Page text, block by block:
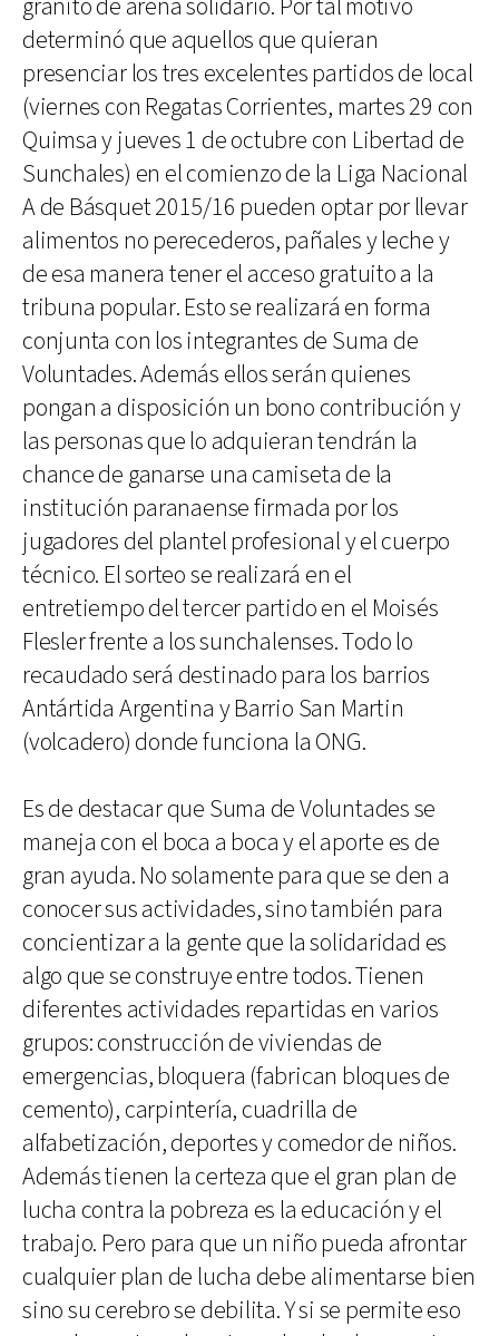
granito de arena solidario. Por tal motivo
determinó que aquellos que quieran
presenciar los tres excelentes partidos de local
(viernes con Regatas Corrientes, martes 29 con
Quimsa y jueves 1 de octubre con Libertad de
Sunchales) en el comienzo de la Liga Nacional
A de Básquet 2015/16 pueden optar por llevar
alimentos no perecederos, pañales y leche y
de esa manera tener el acceso gratuito a la
tribuna popular. Esto se realizará en forma
conjunta con los integrantes de Suma de
Voluntades. Además ellos serán quienes
pongan a disposición un bono contribución y
las personas que lo adquieran tendrán la
chance de ganarse una camiseta de la
institución paranaense firmada por los
jugadores del plantel profesional y el cuerpo
técnico. El sorteo se realizará en el
entretiempo del tercer partido en el Moisés
Flesler frente a los sunchalenses. Todo lo
recaudado será destinado para los barrios
Antártida Argentina y Barrio San Martin
(volcadero) donde funciona la ONG.
Es de destacar que Suma de Voluntades se
maneja con el boca a boca y el aporte es de
gran ayuda. No solamente para que se den a
conocer sus actividades, sino también para
concientizar a la gente que la solidaridad es
algo que se construye entre todos. Tienen
diferentes actividades repartidas en varios
grupos: construcción de viviendas de
emergencias, bloquera (fabrican bloques de
cemento), carpintería, cuadrilla de
alfabetización, deportes y comedor de niños.
Además tienen la certeza que el gran plan de
lucha contra la pobreza es la educación y el
trabajo. Pero para que un niño pueda afrontar
cualquier plan de lucha debe alimentarse bien
sino su cerebro se debilita. Y si se permite eso